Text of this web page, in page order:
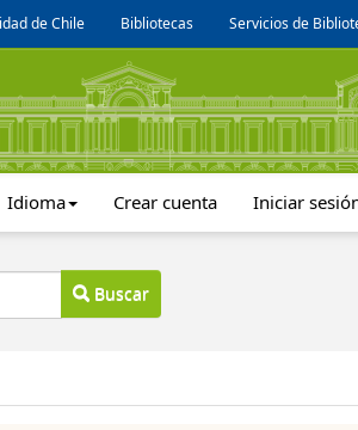
de Chile Bibliotecas Servicios de
Idioma Crear cuenta Iniciar
Buscar